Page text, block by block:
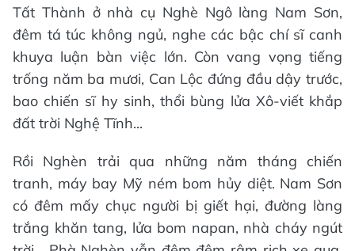
Tất Thành ở nhà cụ Nghè Ngô làng Nam Sơn,
đêm tá túc không ngủ, nghe các bậc chí sĩ canh
khuya luận bàn việc lớn. Còn vang vọng tiếng
trống năm ba mươi, Can Lộc đứng đầu dậy trước,
bao chiến sĩ hy sinh, thổi bùng lửa Xô-viết khắp
đất trời Nghệ Tĩnh...
Rồi Nghèn trải qua những năm tháng chiến
tranh, máy bay Mỹ ném bom hủy diệt. Nam Sơn
có đêm mấy chục người bị giết hại, đường làng
trắng khăn tang, lửa bom napan, nhà cháy ngút